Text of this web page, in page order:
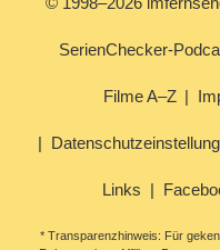
SerienChecker-
Filme A–Z
Links
* Transparenzhinweis: Für